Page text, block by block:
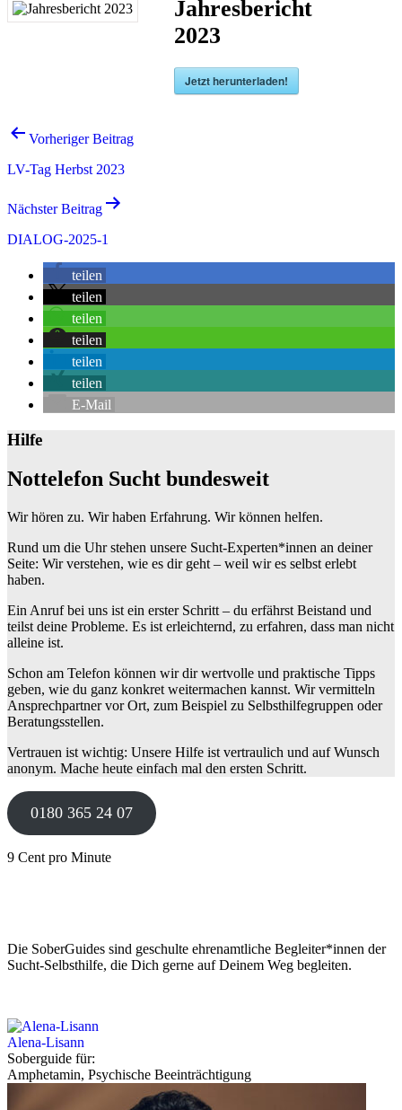
Jahresbericht
2023
Jetzt herunterladen!
Beitrags-
Vorheriger Beitrag
LV-Tag Herbst 2023
Nächster Beitrag
DIALOG-2025-1
teilen
teilen
teilen
teilen
teilen
teilen
E-Mail
Hilfe
Nottelefon Sucht bundesweit
Wir hören zu. Wir haben Erfahrung. Wir können helfen.
Rund um die Uhr stehen unsere Sucht-Experten*innen an deiner
Seite: Wir verstehen, wie es dir geht – weil wir es selbst erlebt
haben.
Ein Anruf bei uns ist ein erster Schritt – du erfährst Beistand und
teilst deine Probleme. Es ist erleichternd, zu erfahren, dass man nicht
alleine ist.
Schon am Telefon können wir dir wertvolle und praktische Tipps
geben, wie du ganz konkret weitermachen kannst. Wir vermitteln
Ansprechpartner vor Ort, zum Beispiel zu Selbsthilfegruppen oder
Beratungsstellen.
Vertrauen ist wichtig: Unsere Hilfe ist vertraulich und auf Wunsch
anonym. Mache heute einfach mal den ersten Schritt.
0180 365 24 07
9 Cent pro Minute
Die SoberGuides sind geschulte ehrenamtliche Begleiter*innen der
Sucht-Selbsthilfe, die Dich gerne auf Deinem Weg begleiten.
Alena-Lisann
Soberguide für:
Amphetamin, Psychische Beeinträchtigung